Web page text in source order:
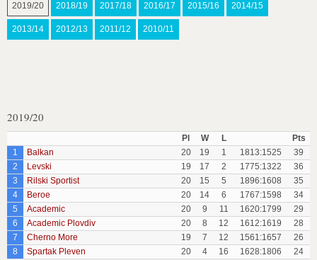
2019/20 2018/19 2017/18 2016/17 2015/16 2014/15
2013/14 2012/13 2011/12 2010/11
2019/20
Pl W L
Pts
1
Balkan 20 19 1 1813:1525
39
2
Levski 19 17 2 1775:1322
36
3
Rilski Sportist 20 15 5 1896:1608
35
4
Beroe 20 14 6 1767:1598
34
5
Academic 20 9 11 1620:1799
29
6
Academic Plovdiv 20 8 12 1612:1619
28
7
Cherno More 19 7 12 1561:1657
26
8
Spartak Pleven 20 4 16 1628:1806
24